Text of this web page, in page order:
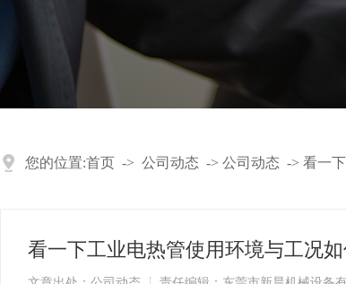
您的位置:首页 -> 公司动态 -> 公司动态 -> 看一
看一下工业电热管使用环境与工况如